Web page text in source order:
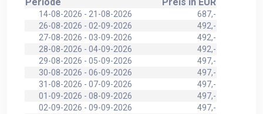
Periode Preis in EUR
14-08-2026 - 21-08-2026
687,-
26-08-2026 - 02-09-2026
492,-
27-08-2026 - 03-09-2026
492,-
28-08-2026 - 04-09-2026
492,-
29-08-2026 - 05-09-2026
497,-
30-08-2026 - 06-09-2026
497,-
31-08-2026 - 07-09-2026
497,-
01-09-2026 - 08-09-2026
497,-
02-09-2026 - 09-09-2026
497,-